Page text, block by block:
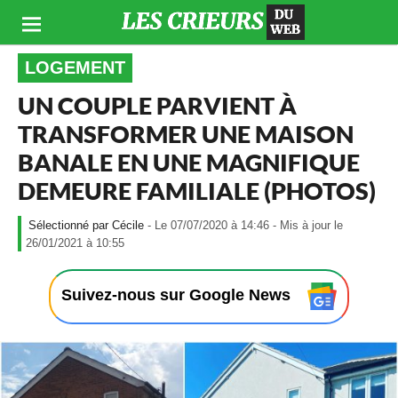
LOGEMENT
UN COUPLE PARVIENT À
TRANSFORMER UNE MAISON
BANALE EN UNE MAGNIFIQUE
DEMEURE FAMILIALE (PHOTOS)
Cécile - Le 07/07/2020 à 14:46 - Mis à jour le
26/01/2021 à 10:55
0
/
0
7
/
Suivez-nous sur Google News